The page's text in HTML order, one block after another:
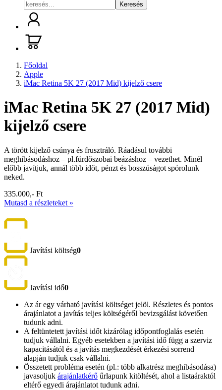
Keresés
Főoldal
Apple
iMac Retina 5K 27 (2017 Mid) kijelző csere
iMac Retina 5K 27 (2017 Mid)
kijelző csere
A törött kijelző csúnya és frusztráló. Ráadásul további
meghibásodáshoz – pl.fürdőszobai beázáshoz – vezethet. Minél
előbb javítjuk, annál több időt, pénzt és bosszúságot spórolunk
neked.
335.000,- Ft
Mutasd a részleteket »
Javítási költség0
Javítási idő0
Az ár egy várható javítási költséget jelöl. Részletes és pontos
árajánlatot a javítás teljes költségéről bevizsgálást követően
tudunk adni.
A feltüntetett javítási időt kizárólag időpontfoglalás esetén
tudjuk vállalni. Egyéb esetekben a javítási idő függ a szerviz
kapacitásától és a javítás megkezdését érkezési sorrend
alapján tudjuk csak vállalni.
Összetett probléma esetén (pl.: több alkatrész meghibásodása)
javasoljuk árajánlatkérő űrlapunk kitöltését, ahol a listaáraktól
eltérő egyedi árajánlatot tudunk adni.